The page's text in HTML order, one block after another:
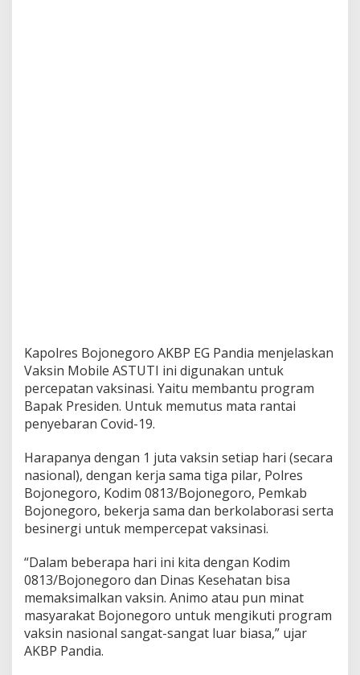
I
S
a
s
a
r
a
r
g
a
P
e
o
s
o
k
D
e
s
a
Kapolres Bojonegoro AKBP EG Pandia menjelaskan
Vaksin Mobile ASTUTI ini digunakan untuk
percepatan vaksinasi. Yaitu membantu program
Bapak Presiden. Untuk memutus mata rantai
penyebaran Covid-19.
Harapanya dengan 1 juta vaksin setiap hari (secara
nasional), dengan kerja sama tiga pilar, Polres
Bojonegoro, Kodim 0813/Bojonegoro, Pemkab
Bojonegoro, bekerja sama dan berkolaborasi serta
besinergi untuk mempercepat vaksinasi.
“Dalam beberapa hari ini kita dengan Kodim
0813/Bojonegoro dan Dinas Kesehatan bisa
memaksimalkan vaksin. Animo atau pun minat
masyarakat Bojonegoro untuk mengikuti program
vaksin nasional sangat-sangat luar biasa,” ujar
AKBP Pandia.